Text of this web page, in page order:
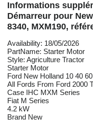
Informations
Démarreur pour
8340, MXM190,
Availability: 18/05/2026
PartName: Starter Motor
Style: Agriculture Tractor
Starter Motor
Ford New Holland 10 40
All Fords From Ford 2000
Case IHC MXM Series
Fiat M Series
4.2 kW
Brand New